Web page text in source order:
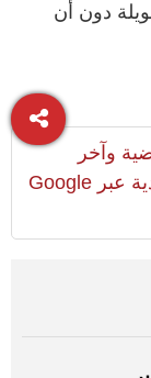
دون أن
وآخر
المستجدات السياسية والإقتصادية عبر Google